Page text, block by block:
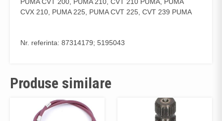
CVX 210, PUMA 225, PUMA CVT 225, CVT 239 PUMA
Nr. referinta: 87314179; 5195043
Produse similare